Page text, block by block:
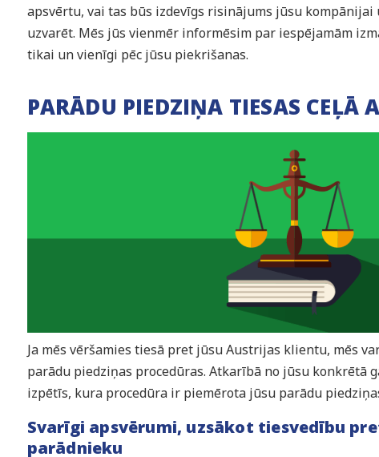
apsvērtu, vai tas būs izdevīgs risinājums jūsu
uzvarēt. Mēs jūs vienmēr informēsim par iespējamām
tikai un vienīgi pēc jūsu piekrišanas.
PARĀDU PIEDZIŅA TIESAS CEĻĀ
Ja mēs vēršamies tiesā pret jūsu Austrijas klientu, mēs
parādu piedziņas procedūras. Atkarībā no jūsu konkrētā
izpētīs, kura procedūra ir piemērota jūsu parādu
Svarīgi apsvērumi, uzsākot tiesvedību
parādnieku